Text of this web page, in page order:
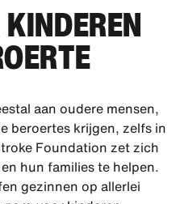
aan oudere mensen,
beroertes krijgen, zelfs in
Foundation zet zich
hun families te helpen.
gezinnen op allerlei